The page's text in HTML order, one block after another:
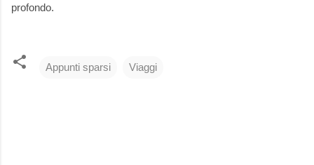
profondo.
Appunti sparsi Viaggi